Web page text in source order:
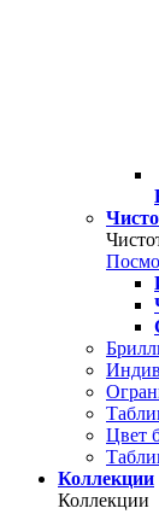
Цвет
Коллекции
Коллекции